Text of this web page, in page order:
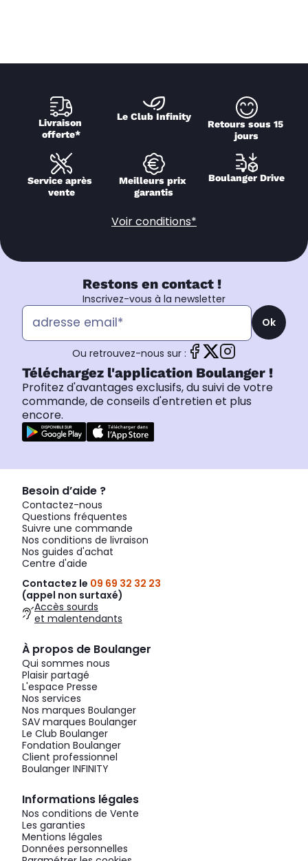
Livraison
offerte*
Le Club Infinity
Retours sous 15
jours
Service après
vente
Meilleurs prix
garantis
Boulanger Drive
Voir conditions*
Restons en contact !
Inscrivez-vous à la newsletter
Ok
Ou retrouvez-nous sur :
Téléchargez l'application Boulanger !
Profitez d'avantages exclusifs, du suivi de votre
commande, de conseils d'entretien et plus
encore.
Besoin d’aide ?
Contactez-nous
Questions fréquentes
Suivre une commande
Nos conditions de livraison
Nos guides d'achat
Centre d'aide
Contactez le 09 69 32 32 23
(appel non surtaxé)
Accès sourds
et malentendants
À propos de Boulanger
Qui sommes nous
Plaisir partagé
L'espace Presse
Nos services
Nos marques Boulanger
SAV marques Boulanger
Le Club Boulanger
Fondation Boulanger
Client professionnel
Boulanger INFINITY
Informations légales
Nos conditions de Vente
Les garanties
Mentions légales
Données personnelles